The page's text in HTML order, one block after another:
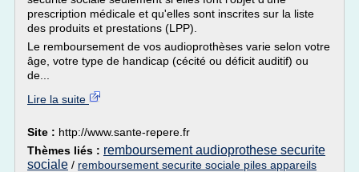
prescription médicale et qu'elles sont inscrites sur la liste
des produits et prestations (LPP).
Le remboursement de vos audioprothèses varie selon votre
âge, votre type de handicap (cécité ou déficit auditif) ou
de...
Lire la suite
Site : http://www.sante-repere.fr
Thèmes liés : remboursement audioprothese securite
sociale / remboursement securite sociale piles appareils